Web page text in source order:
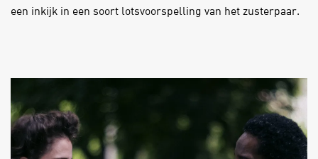
een inkijk in een soort lotsvoorspelling van het zusterpaar.